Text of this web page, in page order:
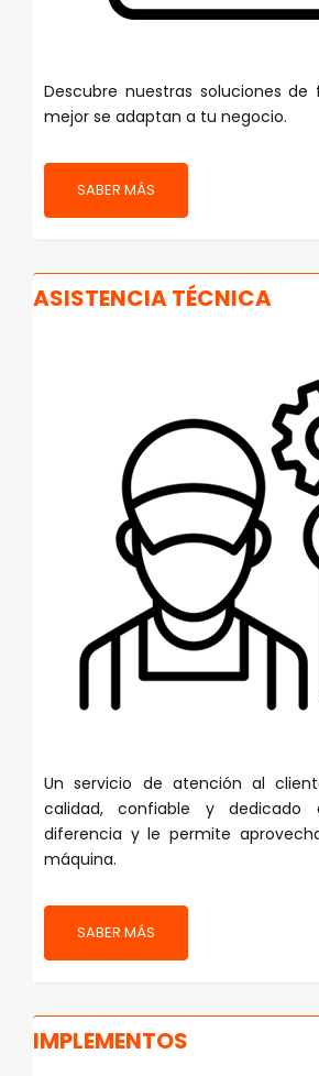
Descubre nuestras soluciones de
mejor se adaptan a tu negocio.
SABER MÁS
ASISTENCIA TÉCNICA
Un servicio de atención al
calidad, confiable y
diferencia y le permite
máquina.
SABER MÁS
IMPLEMENTOS